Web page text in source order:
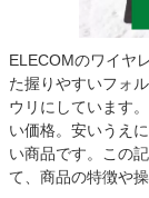
ELECOMのワイヤ
た握りやすいフォ
ウリにしています
い価格。安いうえ
い商品です。この
て、商品の特徴や